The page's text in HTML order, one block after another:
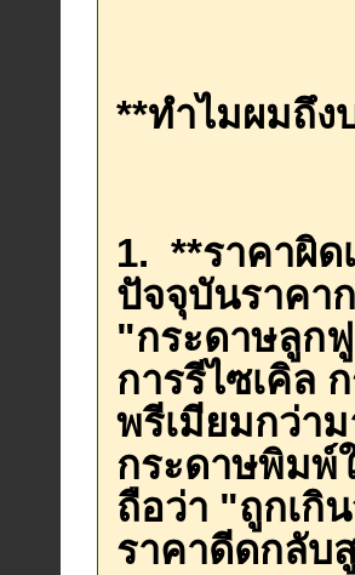
**ทำไมผมถึง
1. **ราคาผิด
ปัจจุบันราคา
"กระดาษลูก
การรีไซเคิล
พรีเมียมกว่า
กระดาษพิมพ์
ถือว่า "ถูกเกิ
ราคาดีดกลับ